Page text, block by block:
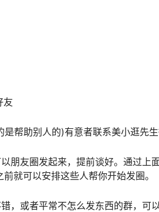
友
帮助别人的)有意者联系美小逛先
朋友圈发起来，提前谈好。通过上
就可以安排这些人帮你开始发圈。
，或者平常不怎么发东西的群，可